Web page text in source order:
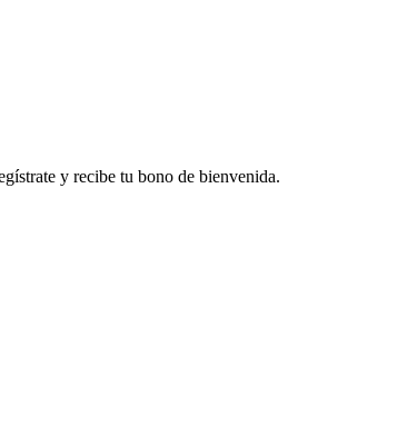
y recibe tu bono de bienvenida.